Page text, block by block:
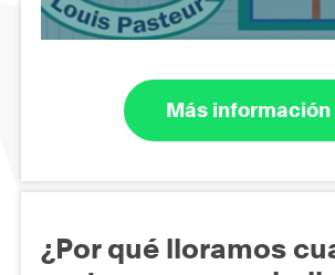
Más información
¿Por qué lloramos